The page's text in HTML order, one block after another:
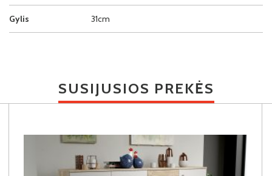
Gylis 31cm
SUSIJUSIOS PREKĖS